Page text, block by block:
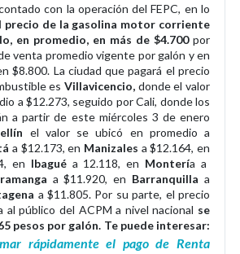
con la operación del FEPC, en lo
precio de la gasolina motor corriente
en promedio, en más de $4.700por
venta promedio vigente por galón y en
$8.800. La ciudad que pagará el precio
es Villavicencio, donde el valor
a $12.273, seguido por Cali, donde los
a partir de este miércoles 3 de enero
el valor se ubicó en promedio a
a $12.173, en Manizales a $12.164, en
en Ibaguéa 12.118, en Montería a
a $11.920, en Barranquilla a
a $11.805. Por su parte, el precio
al público del ACPM a nivel nacional se
pesos por galón. Te puede interesar:
rápidamente el pago de Renta